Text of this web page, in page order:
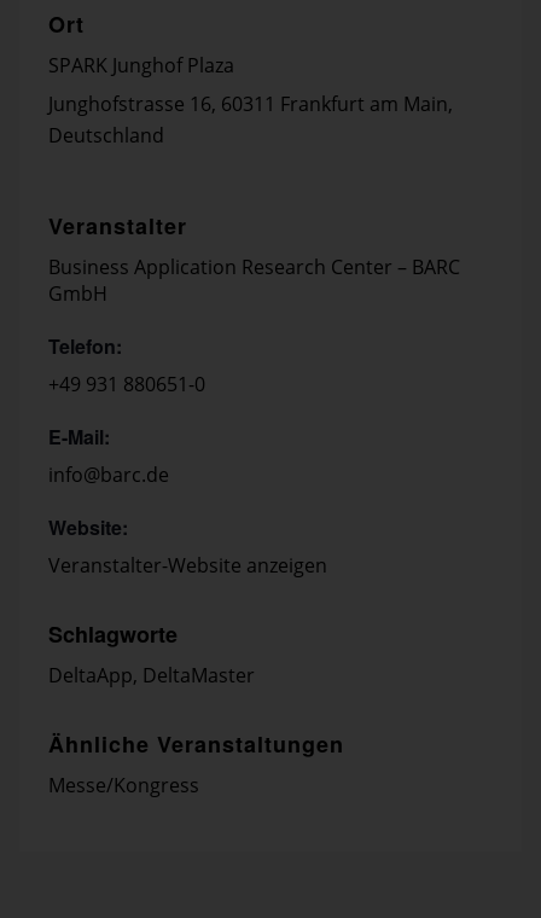
Ort
SPARK Junghof Plaza
Junghofstrasse 16, 60311 Frankfurt am Main,
Deutschland
Veranstalter
Business Application Research Center – BARC
GmbH
Telefon:
+49 931 880651-0
E-Mail:
info@barc.de
Website:
Veranstalter-Website anzeigen
Schlagworte
DeltaApp, DeltaMaster
Ähnliche Veranstaltungen
Messe/Kongress